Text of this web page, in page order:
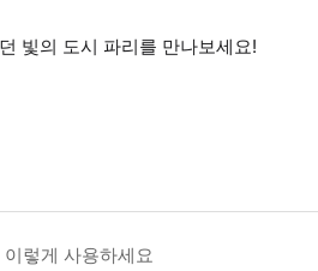
빛의 도시 파리를 만나보세요!
시간 : 1.5시간-2시간 (옵션에 따라 소요 시
이렇게 사용하세요